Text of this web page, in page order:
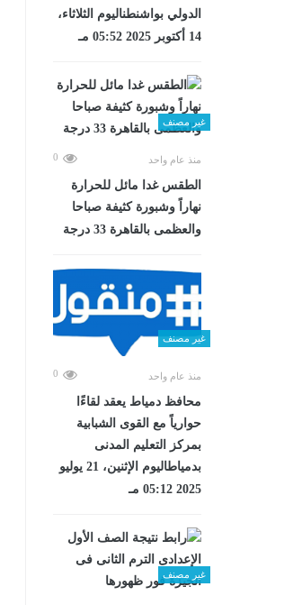
الدولي بواشنطناليوم الثلاثاء،
14 أكتوبر 2025 05:52 مـ
غير مصنف
منذ عام واحد 0
الطقس غدا مائل للحرارة
نهاراً وشبورة كثيفة صباحا
والعظمى بالقاهرة 33 درجة
غير مصنف
منذ عام واحد 0
محافظ دمياط يعقد لقاءًا
حوارياً مع القوى الشبابية
بمركز التعليم المدنى
بدمياطاليوم الإثنين، 21 يوليو
2025 05:12 مـ
غير مصنف